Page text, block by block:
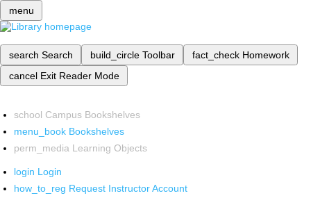
menu
search Search build_circle Toolbar fact_check Homework
cancel Exit Reader Mode
school Campus Bookshelves
menu_book Bookshelves
perm_media Learning Objects
login Login
how_to_reg Request Instructor Account